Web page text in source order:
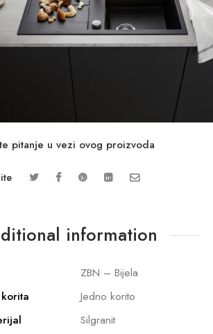
pitanje u vezi ovog proizvoda
information
ZBN – Bijela
Jedno korito
Silgranit